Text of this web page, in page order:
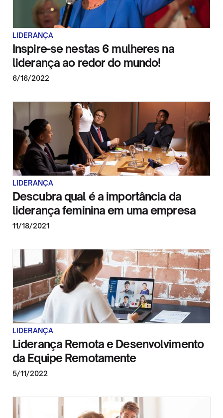
LIDERANÇA
Inspire-se nestas 6 mulheres na
liderança ao redor do mundo!
6/16/2022
LIDERANÇA
Descubra qual é a importância da
liderança feminina em uma empresa
11/18/2021
LIDERANÇA
Liderança Remota e Desenvolvimento
da Equipe Remotamente
5/11/2022